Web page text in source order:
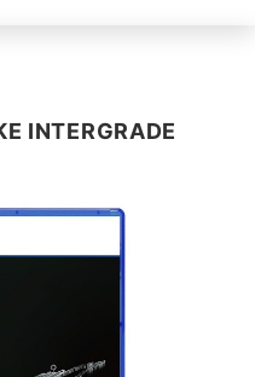
INTERGRADE